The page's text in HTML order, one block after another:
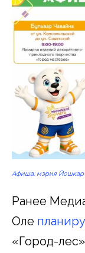
Афиша: мэрия
Ранее
Оле
«Город-